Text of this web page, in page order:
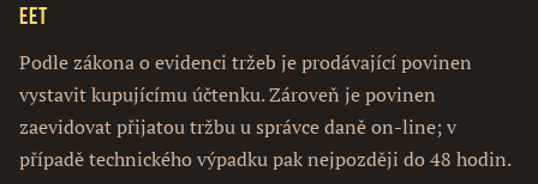
EET
Podle zákona o evidenci tržeb je prodávající povinen
vystavit kupujícímu účtenku. Zároveň je povinen
zaevidovat přijatou tržbu u správce daně on-line; v
případě technického výpadku pak nejpozději do 48 hodin.